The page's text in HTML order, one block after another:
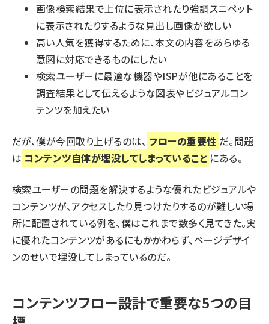
画像検索結果で上位に表示されたり強調スニペット
に表示されたりするような見出し画像が欲しい
高い人気を獲得するために、本文の内容をあらゆる
意図に対応できるものにしたい
検索ユーザーに最適な機器やISPが他にあることを
調査結果として伝えるような図表やビジュアルコン
テンツを加えたい
だが、僕が今回取り上げるのは、 フローの重要性 だ。問題
は コンテンツ自体が埋没してしまっていること にある。
検索ユーザーの問題を解決するような優れたビジュアルや
コンテンツが、アクセスしたり見つけたりするのが難しい場
所に配置されている例を、僕はこれまで数多く見てきた。実
に優れたコンテンツがあるにもかかわらず、ページデザイ
ンのせいで埋没してしまっているのだ。
コンテンツフロー設計で重要な5つの目